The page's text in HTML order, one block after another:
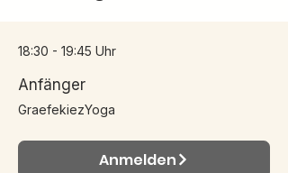
18:30 - 19:45 Uhr
Anfänger
GraefekiezYoga
Anmelden